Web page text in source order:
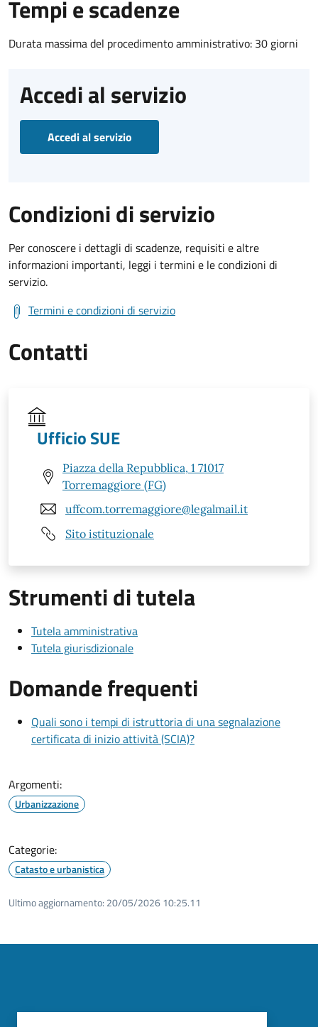
Tempi e scadenze
Durata massima del procedimento amministrativo: 30 giorni
Accedi al servizio
Accedi al servizio
Condizioni di servizio
Per conoscere i dettagli di scadenze, requisiti e altre
informazioni importanti, leggi i termini e le condizioni di
servizio.
Termini e condizioni di servizio
Contatti
Ufficio SUE
Piazza della Repubblica, 1 71017
Torremaggiore (FG)
uffcom.torremaggiore@legalmail.it
Sito istituzionale
Strumenti di tutela
Tutela amministrativa
Tutela giurisdizionale
Domande frequenti
Quali sono i tempi di istruttoria di una segnalazione
certificata di inizio attività (SCIA)?
Argomenti:
Urbanizzazione
Categorie:
Catasto e urbanistica
Ultimo aggiornamento: 20/05/2026 10:25.11